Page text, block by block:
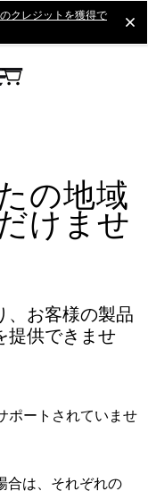
クレジットを獲得で
の地域
けませ
、お客様の製品
提供できませ
ポートされていませ
合は、それぞれの